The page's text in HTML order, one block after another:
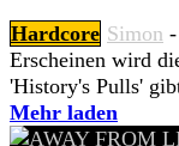
Hardcore Simon -
Erscheinen wird
'History's Pulls'
Mehr laden